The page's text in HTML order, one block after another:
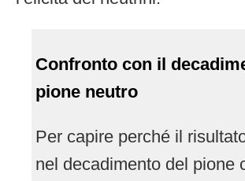
Confronto con il
pione neutro
Per capire perché il
nel decadimento del pione